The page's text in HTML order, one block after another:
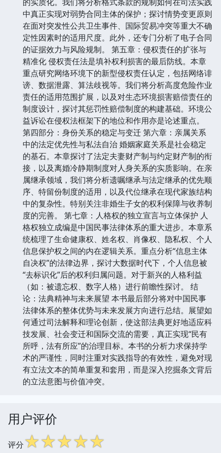
中真正实现对弱势合同主体的保护；探讨情势变更原则
在面对突发性公共卫生事件、国际贸易冲突等重大不确
定性因素时的适用尺度。此外，还专门分析了电子合同
的证据效力与风险规制。 第五章：侵权责任的扩张与
精准化 侵权责任法是填补权利损害的最后防线。本章
重点研究网络环境下的新型侵权责任认定，包括网络诽
谤、数据泄露、算法歧视等。我们将分析高度危险作业
责任的适用范围扩展，以及对生态环境损害赔偿责任的
制度设计，探讨其惩罚性赔偿制度的构建基础。环境公
益诉讼在侵权法框架下的地位和作用亦是论述重点。
第四部分：身份关系的稳定与变迁 第六章：亲属关系
中的法定优先性与私法自治 婚姻家庭关系是社会稳定
的基石。本章探讨了法定夫妻财产制与约定财产制的衔
接，以及离婚冷静期制度对人身关系的实质影响。在亲
属继承领域，我们将分析遗嘱继承与法定继承的优先顺
序、特留份制度的适用，以及代位继承在现代家族结构
中的复杂性。特别关注非婚生子女的权利保障与收养制
度的完善。 第七章：人格权的独立宣言与立体保护 人
格权独立成编是中国民事法律体系的重大进步。本章系
统梳理了生命健康权、姓名权、肖像权、隐私权、个人
信息保护权之间的内在逻辑关系。重点分析“信息主体
自决权”的法律边界，探讨大数据时代下，个人信息被
“去标识化”后的权利归属问题。对于新兴的人格利益
（如：被遗忘权、数字人格）进行前瞻性探讨。 结
论：法典精神与未来展望 本书最后部分将对中国民事
法律体系的整体优势与未来发展方向进行总结。展望如
何通过司法解释和理论创新，使这部法典更好地适应科
技发展、社会变迁和国际交流的需要，真正实现“民有
所呼，法有所应”的治理目标。本书的分析力求保持学
术的严谨性，同时注重对实践指导的有效性，避免对现
有立法文本的简单重复和套用，而是深入挖掘条文背后
的立法意图与价值冲突。
用户评价
评分☆☆☆☆☆